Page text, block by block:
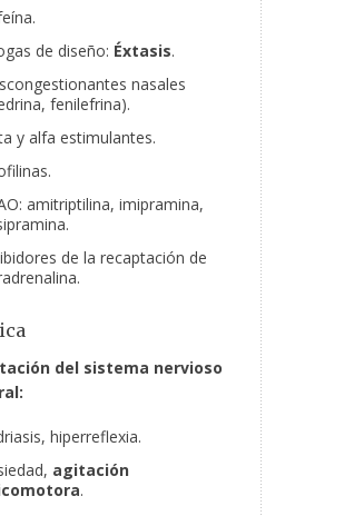
de diseño: Éxtasis.
nasales
fenilefrina).
y alfa estimulantes.
amitriptilina, imipramina,
de la recaptación de
del sistema nervioso
hiperreflexia.
agitación
.